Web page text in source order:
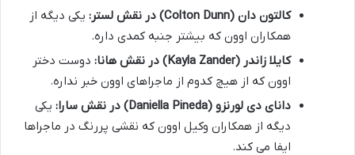
کالتون دان (Colton Dunn) در نقش لستر:
یکی دیگه از
همکاران اوون که بیشتر جنبه کمدی داره.
کایلا زاندر (Kayla Zander) در نقش هانا:
دوست دختر
اوون که از هیچ کدوم از ماجراهای اوون خبر نداره.
دانای دی لورنزو (Daniella Pineda) در نقش سارا:
یکی
دیگه از همکاران وکیل اوون که نقشی پررنگ در ماجراها
ایفا می کند.